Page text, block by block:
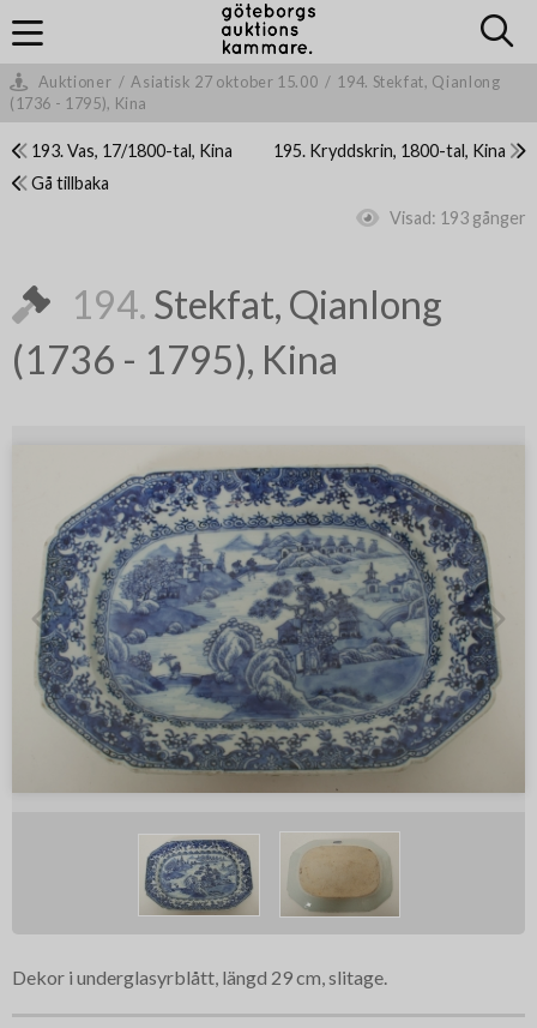
Auktioner / Asiatisk 27 oktober 15.00 / 194. Stekfat, Qianlong
(1736 - 1795), Kina
193. Vas, 17/1800-tal, Kina
195. Kryddskrin, 1800-tal, Kina
Gå tillbaka
Visad: 193 gånger
194. Stekfat, Qianlong
(1736 - 1795), Kina
Dekor i underglasyrblått, längd 29 cm, slitage.